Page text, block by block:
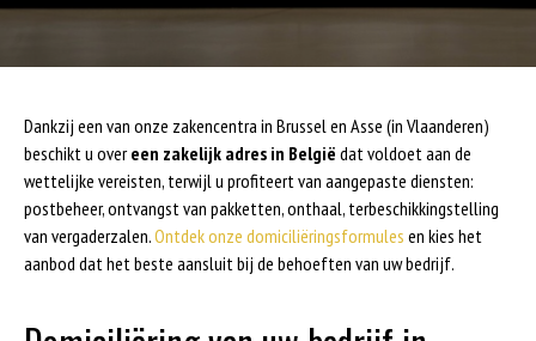
Dankzij een van onze zakencentra in Brussel en Asse (in Vlaanderen)
beschikt u overeen zakelijk adres in België dat voldoet aan de
wettelijke vereisten, terwijl u profiteert van aangepaste diensten:
postbeheer, ontvangst van pakketten, onthaal, terbeschikkingstelling
van vergaderzalen.Ontdek onze domiciliëringsformules en kies het
aanbod dat het beste aansluit bij de behoeften van uw bedrijf.